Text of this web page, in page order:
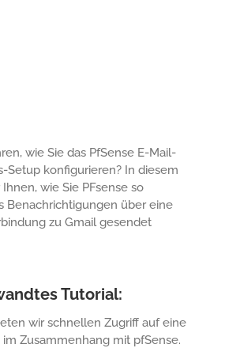
wie Sie das PfSense E-Mail-
Setup konfigurieren? In diesem
wie Sie PFsense so
Benachrichtigungen über eine
zu Gmail gesendet
Tutorial:
wir schnellen Zugriff auf eine
Zusammenhang mit pfSense.